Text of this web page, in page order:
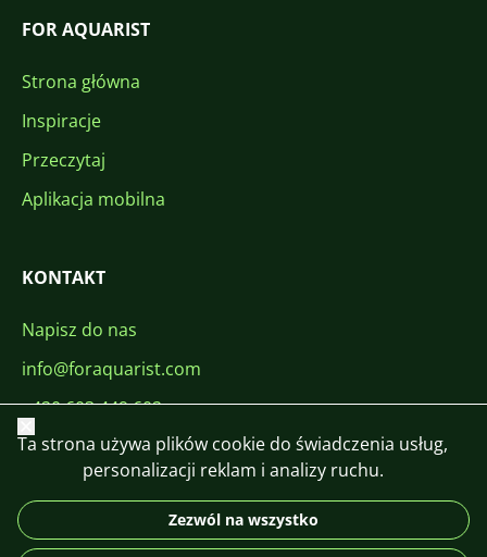
FOR AQUARIST
Strona główna
Inspiracje
Przeczytaj
Aplikacja mobilna
KONTAKT
Napisz do nas
info@foraquarist.com
+420 603 449 602
Zamknij
Ta strona używa plików cookie do świadczenia usług,
personalizacji reklam i analizy ruchu.
Zezwól na wszystko